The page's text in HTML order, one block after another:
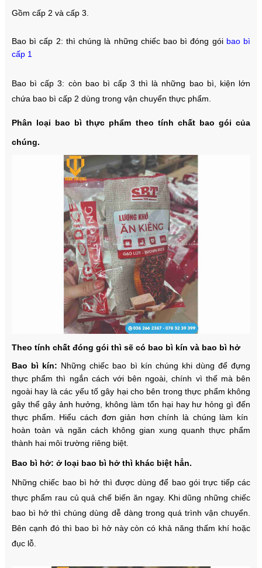
Gồm cấp 2 và cấp 3.
Bao bì cấp 2: thì chúng là những chiếc bao bì đóng gói bao bì
cấp 1
Bao bì cấp 3: còn bao bì cấp 3 thì là những bao bì, kiện lớn
chứa bao bì cấp 2 dùng trong vận chuyển thực phẩm.
Phân loại bao bì thực phẩm theo tính chất bao gói của
chúng.
Theo tính chất đóng gói thì sẽ có bao bì kín và bao bì hở
Bao bì kín: Những chiếc bao bì kín chúng khi dùng để đựng
thực phẩm thì ngắn cách với bên ngoài, chính vì thế mà bên
ngoài hay là các yếu tố gây hại cho bên trong thực phẩm không
gây thể gây ảnh hưởng, không làm tổn hại hay hư hỏng gì đến
thực phẩm. Hiểu cách đơn giản hơn chính là chúng làm kín
hoàn toàn và ngăn cách không gian xung quanh thực phẩm
thành hai môi trường riêng biệt.
Bao bì hở: ở loại bao bì hở thì khác biệt hẳn.
Những chiếc bao bì hở thì được dùng để bao gói trực tiếp các
thực phẩm rau củ quả chế biến ăn ngay. Khi dũng những chiếc
bao bì hở thì chúng dùng dễ dàng trong quá trình vận chuyển.
Bên cạnh đó thì bao bì hở này còn có khả năng thấm khí hoặc
đục lỗ.